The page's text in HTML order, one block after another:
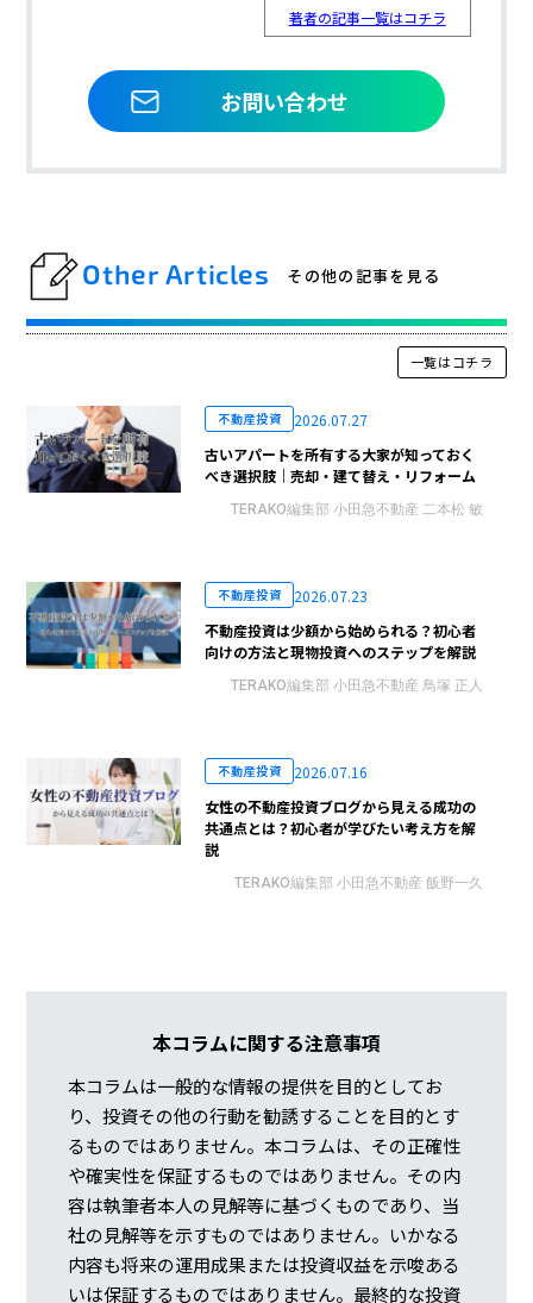
著者の記事一覧はコチラ
お問い合わせ
Other Articles その他の記事を見る
一覧はコチラ
不動産投資
2026.07.27
古いアパートを所有する大家が知っておく
べき選択肢｜売却・建て替え・リフォーム
TERAKO編集部 小田急不動産 二本松 敏
不動産投資
2026.07.23
不動産投資は少額から始められる？初心者
向けの方法と現物投資へのステップを解説
TERAKO編集部 小田急不動産 鳥塚 正人
不動産投資
2026.07.16
女性の不動産投資ブログから見える成功の
共通点とは？初心者が学びたい考え方を解
説
TERAKO編集部 小田急不動産 飯野一久
本コラムに関する注意事項
本コラムは一般的な情報の提供を目的としてお
り、投資その他の行動を勧誘することを目的とす
るものではありません。本コラムは、その正確性
や確実性を保証するものではありません。その内
容は執筆者本人の見解等に基づくものであり、当
社の見解等を示すものではありません。いかなる
内容も将来の運用成果または投資収益を示唆ある
いは保証するものではありません。最終的な投資